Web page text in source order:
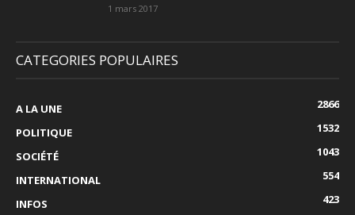
1 mars 2017
CATEGORIES POPULAIRES
A LA UNE
2866
POLITIQUE
1532
SOCIÉTÉ
1043
INTERNATIONAL
554
INFOS
423